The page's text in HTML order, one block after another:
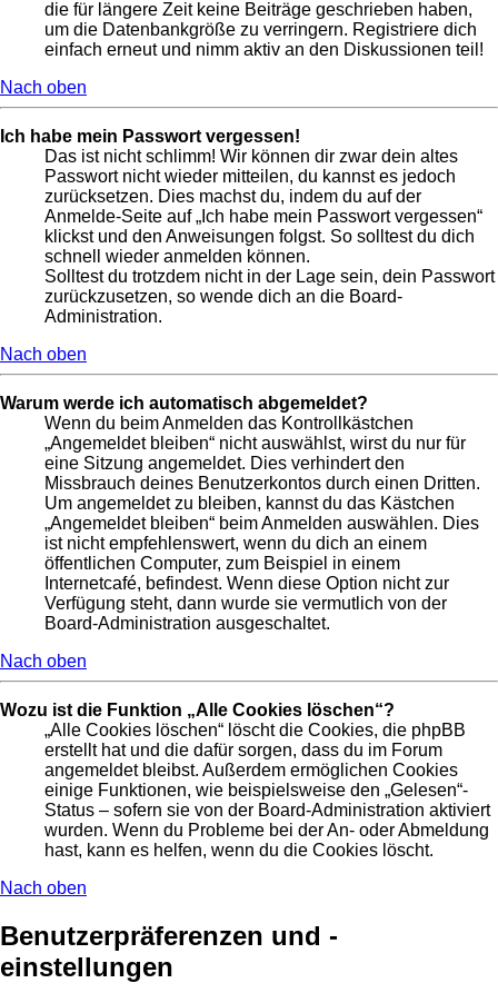
die für längere Zeit keine Beiträge geschrieben haben,
um die Datenbankgröße zu verringern. Registriere dich
einfach erneut und nimm aktiv an den Diskussionen teil!
Nach oben
Ich habe mein Passwort vergessen!
Das ist nicht schlimm! Wir können dir zwar dein altes
Passwort nicht wieder mitteilen, du kannst es jedoch
zurücksetzen. Dies machst du, indem du auf der
Anmelde-Seite auf „Ich habe mein Passwort vergessen“
klickst und den Anweisungen folgst. So solltest du dich
schnell wieder anmelden können.
Solltest du trotzdem nicht in der Lage sein, dein Passwort
zurückzusetzen, so wende dich an die Board-
Administration.
Nach oben
Warum werde ich automatisch abgemeldet?
Wenn du beim Anmelden das Kontrollkästchen
„Angemeldet bleiben“ nicht auswählst, wirst du nur für
eine Sitzung angemeldet. Dies verhindert den
Missbrauch deines Benutzerkontos durch einen Dritten.
Um angemeldet zu bleiben, kannst du das Kästchen
„Angemeldet bleiben“ beim Anmelden auswählen. Dies
ist nicht empfehlenswert, wenn du dich an einem
öffentlichen Computer, zum Beispiel in einem
Internetcafé, befindest. Wenn diese Option nicht zur
Verfügung steht, dann wurde sie vermutlich von der
Board-Administration ausgeschaltet.
Nach oben
Wozu ist die Funktion „Alle Cookies löschen“?
„Alle Cookies löschen“ löscht die Cookies, die phpBB
erstellt hat und die dafür sorgen, dass du im Forum
angemeldet bleibst. Außerdem ermöglichen Cookies
einige Funktionen, wie beispielsweise den „Gelesen“-
Status – sofern sie von der Board-Administration aktiviert
wurden. Wenn du Probleme bei der An- oder Abmeldung
hast, kann es helfen, wenn du die Cookies löscht.
Nach oben
Benutzerpräferenzen und -
einstellungen